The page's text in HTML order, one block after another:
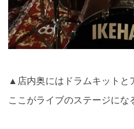
▲店内奥にはドラムキットと
ここがライブのステージにな